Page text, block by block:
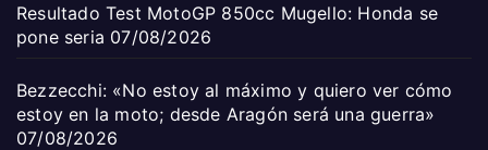
Resultado Test MotoGP 850cc Mugello: Honda se
pone seria 07/08/2026
Bezzecchi: «No estoy al máximo y quiero ver cómo
estoy en la moto; desde Aragón será una guerra»
07/08/2026